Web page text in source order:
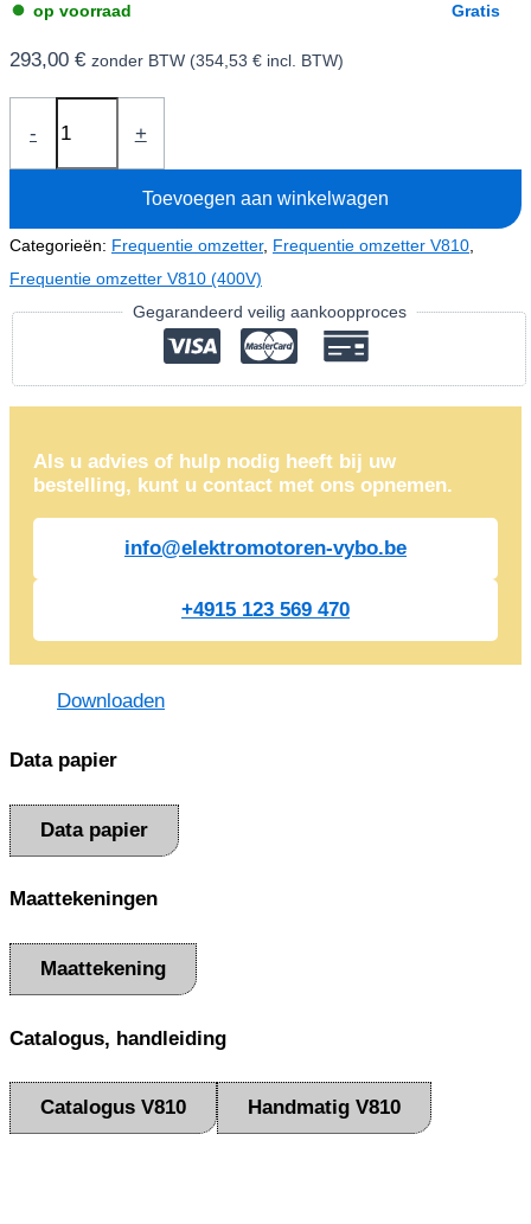
op voorraad
Gratis
293,00 € zonder BTW (354,53 € incl. BTW)
-
omzetter
4T0007
(400V)
aantal
+
Toevoegen aan winkelwagen
Categorieën: Frequentie omzetter, Frequentie omzetter V810
Frequentie omzetter V810 (400V)
Gegarandeerd veilig aankoopproces
Als u advies of hulp nodig heeft bij uw
bestelling, kunt u contact met ons opnemen.
info@elektromotoren-vybo.be
+4915 123 569 470
Downloaden
Data papier
Data papier
Maattekeningen
Maattekening
Catalogus, handleiding
Catalogus V810 Handmatig V810